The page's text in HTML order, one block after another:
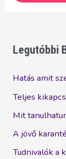
jövő
Hogyan
Legutóbbi
Hatás amit
Teljes
Mit
A jövő
Tudnivalók a